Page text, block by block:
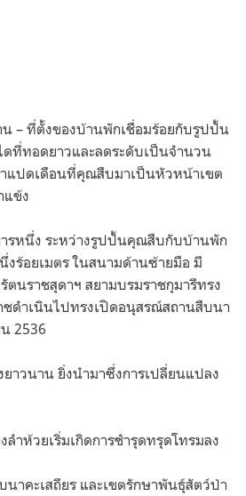
– ที่ตั้งของบ้านพักเชื่อมร้อยกับรูปปั้น
ที่ทอดยาวและลดระดับเป็นจำนวน
าแปดเดือนที่คุณสืบมาเป็นหัวหน้าเขต
แข้ง
รหนึ่ง ระหว่างรูปปั้นคุณสืบกับบ้านพัก
งร้อยเมตร ในสนามด้านซ้ายมือ มี
ตนราชสุดาฯ สยามบรมราชกุมารีทรง
ชดำเนินไปทรงเปิดอนุสรณ์สถานสืบนา
2536
าวนาน ยิ่งนำมาซึ่งการเปลี่ยนแปลง
ำห้วยเริ่มเกิดการชำรุดทรุดโทรมลง
าคะเสถียร และเขตรักษาพันธุ์สัตว์ป่า